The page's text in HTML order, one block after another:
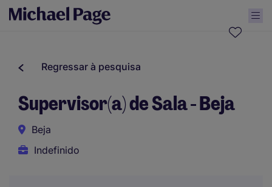
Regressar à pesquisa
Supervisor(a) de Sala - Beja
Beja
Indefinido